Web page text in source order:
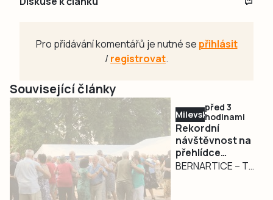
Pro přidávání komentářů je nutné se přihlásit
/registrovat.
Související články
Milevsko
před 3
hodinami
Rekordní
návštěvnost na
přehlídce
dechovek v
BERNARTICE – To